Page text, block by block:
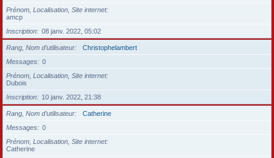
Prénom, Localisation, Site internet
amcp
Inscription
08 janv. 2022, 05:02
Rang, Nom d’utilisateur
Christophelambert
Messages
0
Prénom, Localisation, Site internet
Dubois
Inscription
10 janv. 2022, 21:38
Rang, Nom d’utilisateur
Catherine
Messages
0
Prénom, Localisation, Site internet
Catherine